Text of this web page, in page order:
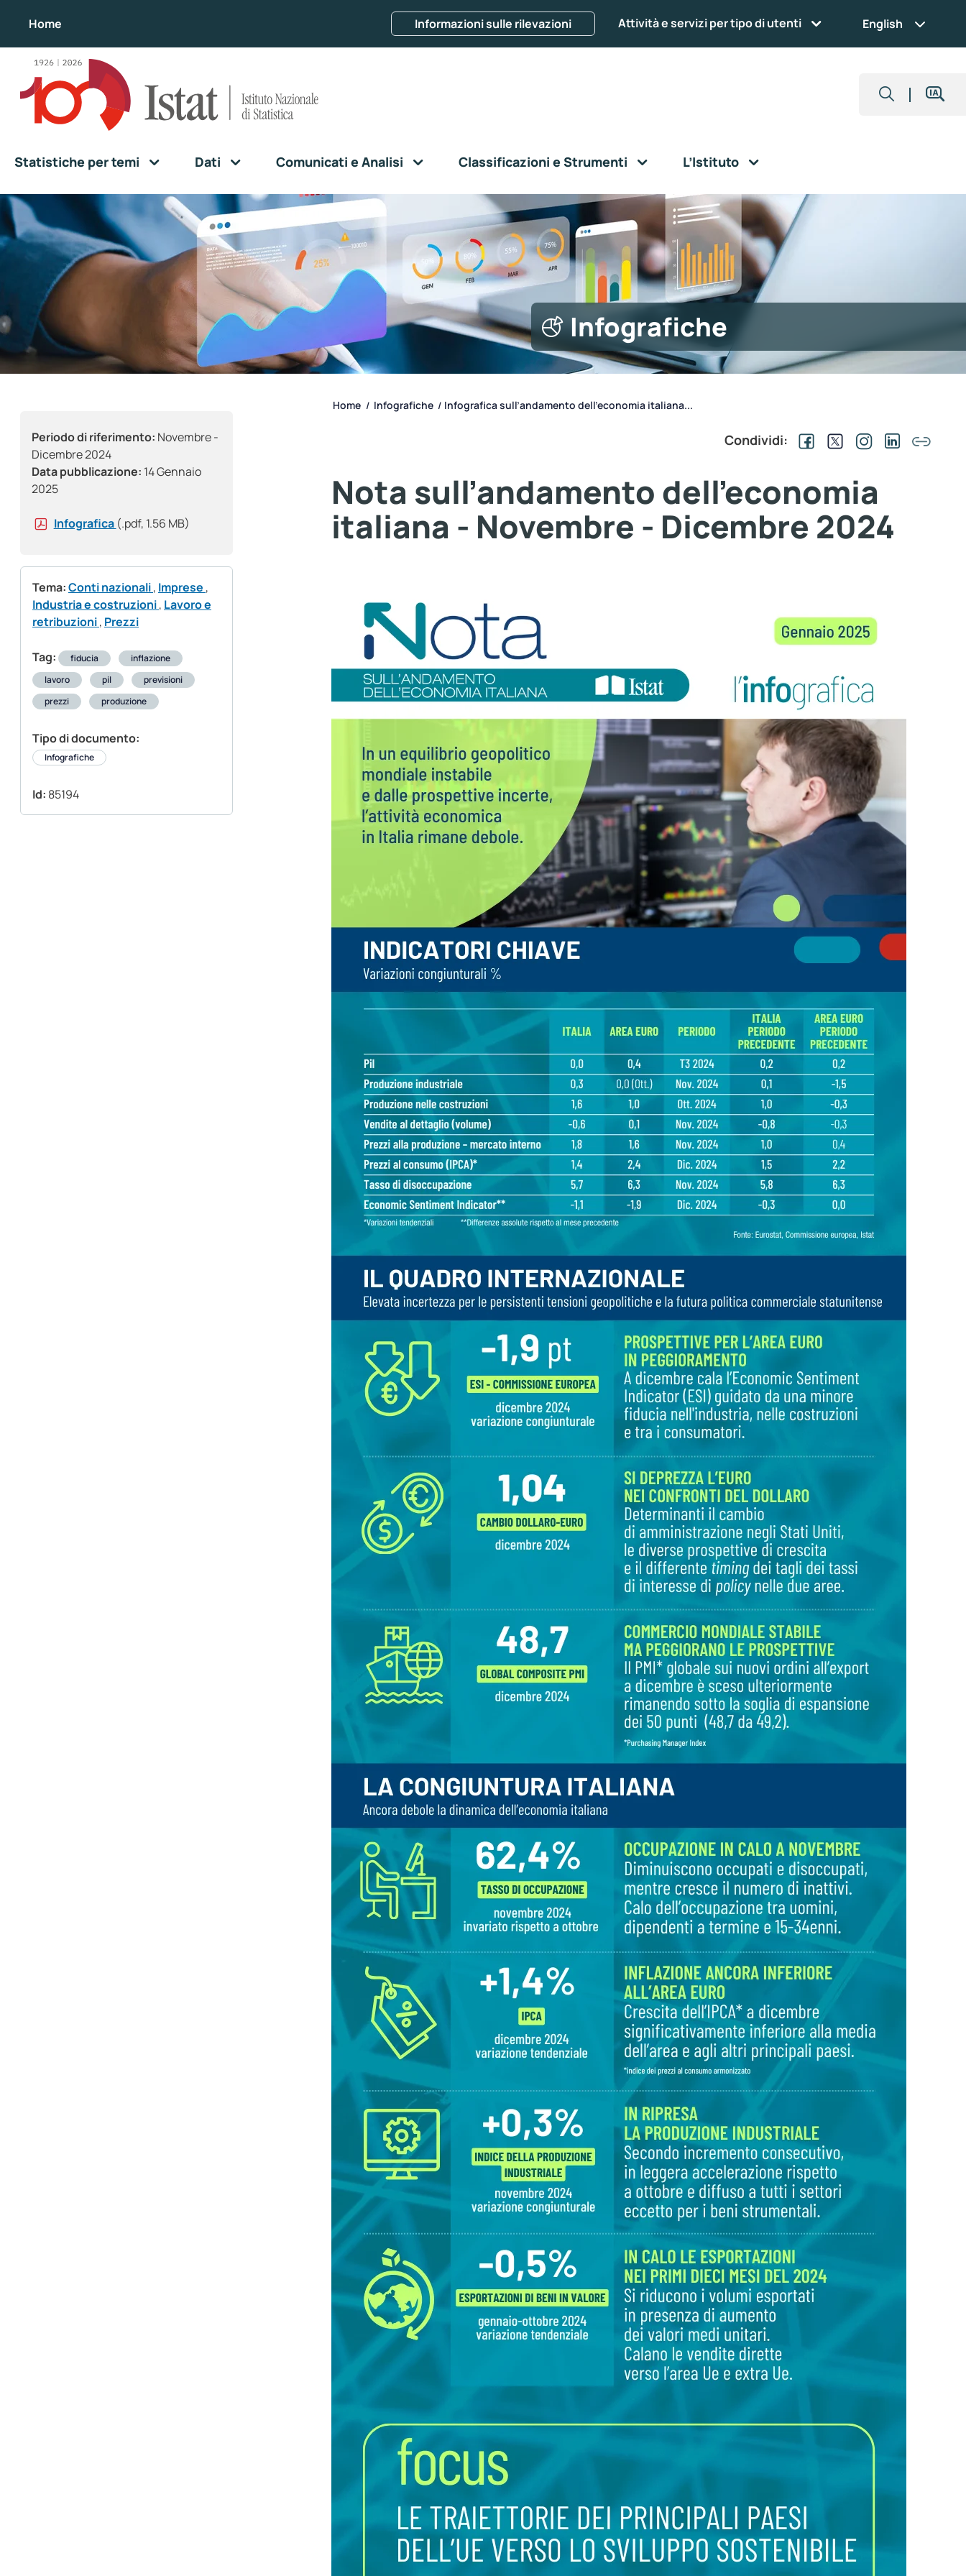
Home Informazioni sulle rilevazioni Attività e servizi per tipo di utenti English
Statistiche per temi Dati Comunicati e Analisi Classificazioni e Strumenti L’Istituto
Infografiche
Periodo di riferimento: Novembre -
Dicembre 2024
Data pubblicazione: 14 Gennaio
2025
Infografica (.pdf, 1.56 MB)
Tema:Conti nazionali, Imprese ,
Industria e costruzioni, Lavoro e
retribuzioni, Prezzi
Tag: fiducia
inflazione
lavoro
pil
previsioni
prezzi
produzione
Tipo di documento:
Infografiche
Id: 85194
Home / Infografiche / Infografica sull’andamento dell’economia italiana...
Condividi:
Nota sull’andamento dell’economia
italiana - Novembre - Dicembre 2024